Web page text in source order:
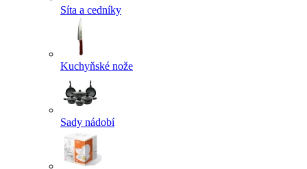
Síta a cedníky
Kuchyňské nože
Sady nádobí